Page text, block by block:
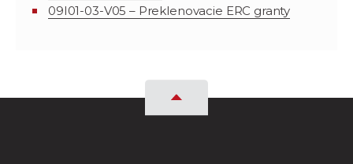
09I01-03-V05 – Preklenovacie ERC granty